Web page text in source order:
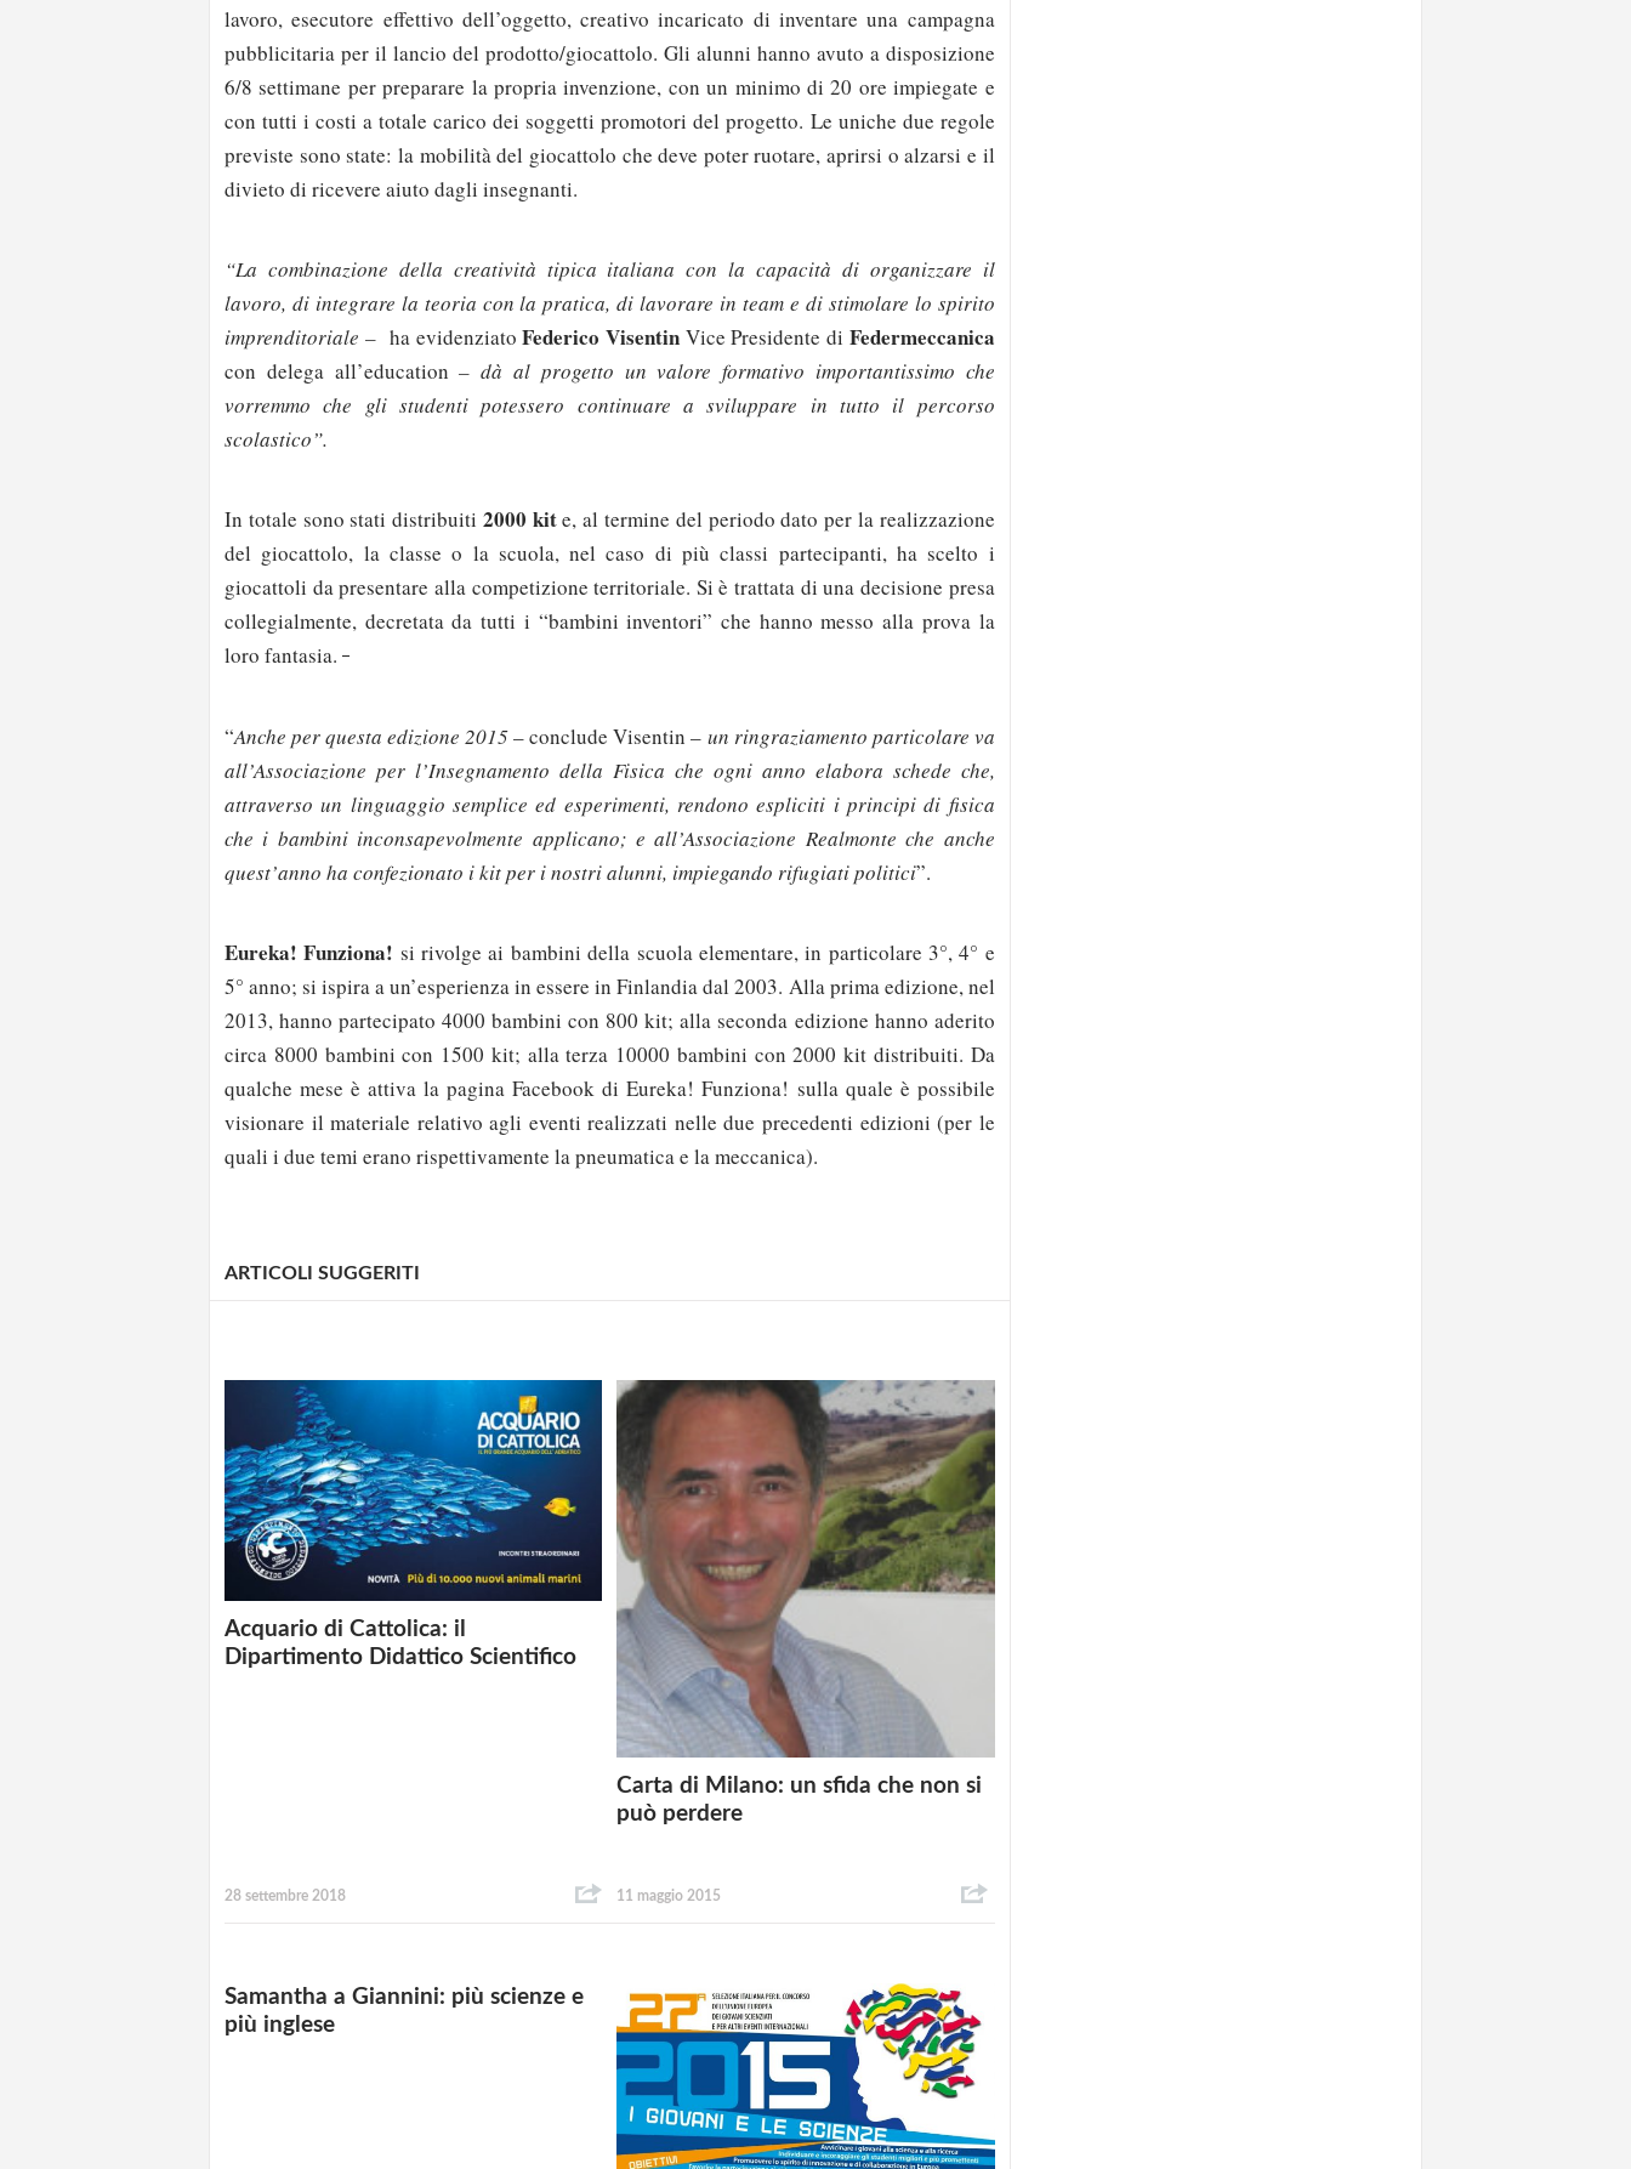
lavoro, esecutore effettivo dell’oggetto, creativo incaricato di inventare una campagna
pubblicitaria per il lancio del prodotto/giocattolo. Gli alunni hanno avuto a disposizione
6/8 settimane per preparare la propria invenzione, con un minimo di 20 ore impiegate e
con tutti i costi a totale carico dei soggetti promotori del progetto. Le uniche due regole
previste sono state: la mobilità del giocattolo che deve poter ruotare, aprirsi o alzarsi e il
divieto di ricevere aiuto dagli insegnanti.
“La combinazione della creatività tipica italiana con la capacità di organizzare il
lavoro, di integrare la teoria con la pratica, di lavorare in team e di stimolare lo spirito
imprenditoriale – ha evidenziatoFederico Visentin Vice Presidente di Federmeccanica
con delega all’education– dà al progetto un valore formativo importantissimo che
vorremmo che gli studenti potessero continuare a sviluppare in tutto il percorso
scolastico”.
In totale sono stati distribuiti 2000 kite, al termine del periodo dato per la realizzazione
del giocattolo, la classe o la scuola, nel caso di più classi partecipanti, ha scelto i
giocattoli da presentare alla competizione territoriale. Si è trattata di una decisione presa
collegialmente, decretata da tutti i “bambini inventori” che hanno messo alla prova la
loro fantasia.
“Anche per questa edizione 2015– conclude Visentin – un ringraziamento particolare va
all’Associazione per l’Insegnamento della Fisica che ogni anno elabora schede che,
attraverso un linguaggio semplice ed esperimenti, rendono espliciti i principi di fisica
che i bambini inconsapevolmente applicano; e all’Associazione Realmonteche anche
quest’anno ha confezionato i kit per i nostri alunni, impiegando rifugiati politici”.
Eureka! Funziona! si rivolge ai bambini della scuola elementare, in particolare 3°, 4° e
5° anno; si ispira a un’esperienza in essere in Finlandia dal 2003. Alla prima edizione, nel
2013, hanno partecipato 4000 bambini con 800 kit; alla seconda edizione hanno aderito
circa 8000 bambini con 1500 kit; alla terza 10000 bambini con 2000 kit distribuiti. Da
qualche mese è attiva la pagina Facebook di Eureka! Funziona! sulla quale è possibile
visionare il materiale relativo agli eventi realizzati nelle due precedenti edizioni (per le
quali i due temi erano rispettivamente la pneumatica e la meccanica).
ARTICOLI SUGGERITI
Acquario di Cattolica: il
Dipartimento Didattico Scientifico
28 settembre 2018
Carta di Milano: un sfida che non si
può perdere
11 maggio 2015
Samantha a Giannini: più scienze e
più inglese